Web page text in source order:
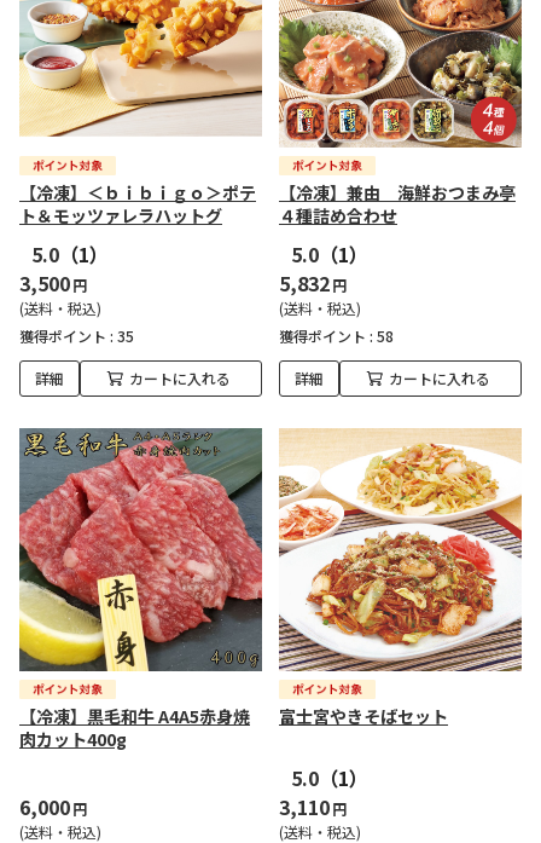
【冷凍】＜ｂｉｂｉｇｏ＞ポテ
ト＆モッツァレラハットグ
5.0 （1）
3,500円
(送料・税込)
獲得ポイント : 35
詳細 カートに入れる
【冷凍】兼由 海鮮おつまみ亭
４種詰め合わせ
5.0 （1）
5,832円
(送料・税込)
獲得ポイント : 58
詳細 カートに入れる
【冷凍】黒毛和牛 A4A5赤身焼
肉カット400g
6,000円
(送料・税込)
富士宮やきそばセット
5.0 （1）
3,110円
(送料・税込)